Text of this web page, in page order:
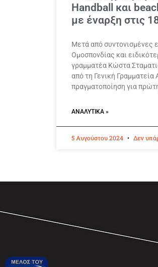
Handball και
με έναρξη στις
Μετά από συντονισμένες
Ομοσπονδίας και
γραμματέα Κώστα
από τη Γενική Γραμματεία
πραγματοποίηση για
ΑΝΑΛΥΤΙΚΆ »
5 Αυγούστου 2024 Δεν